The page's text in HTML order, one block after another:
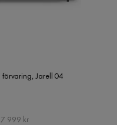
förvaring, Jarell 04
999 kr